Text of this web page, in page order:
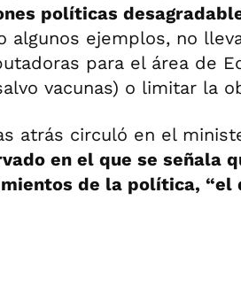
políticas
algunos ejemplos, no
para el área de
vacunas) o limitar la
atrás circuló en el
en el que se señala
de la política, “el